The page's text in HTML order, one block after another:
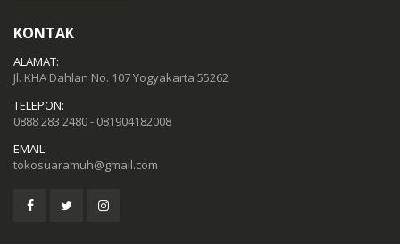
KONTAK
ALAMAT:
Jl. KHA Dahlan No. 107 Yogyakarta 55262
TELEPON:
0888 283 2480 - 081904182008
EMAIL:
tokosuaramuh@gmail.com